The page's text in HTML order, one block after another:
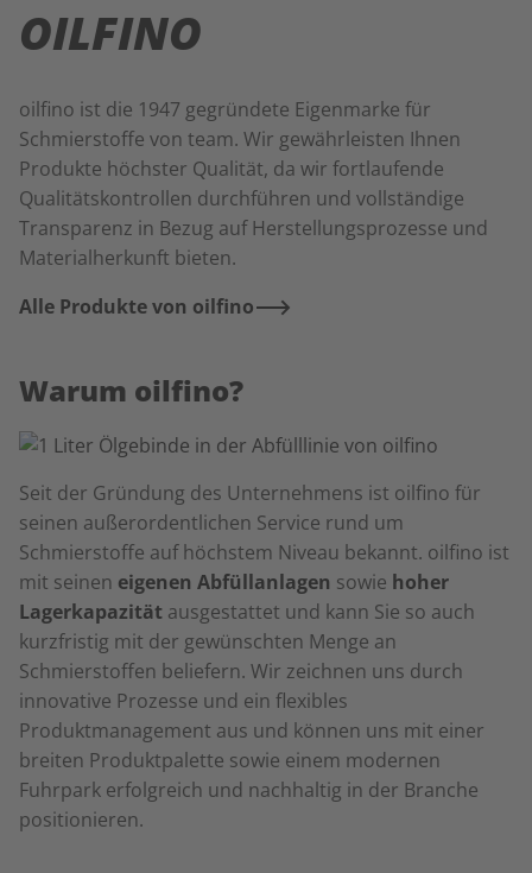
OILFINO
oilfino ist die 1947 gegründete Eigenmarke für
Schmierstoffe von team. Wir gewährleisten Ihnen
Produkte höchster Qualität, da wir fortlaufende
Qualitätskontrollen durchführen und vollständige
Transparenz in Bezug auf Herstellungsprozesse und
Materialherkunft bieten.
Alle Produkte von oilfino
Warum oilfino?
Seit der Gründung des Unternehmens ist oilfino für
seinen außerordentlichen Service rund um
Schmierstoffe auf höchstem Niveau bekannt. oilfino ist
mit seinen eigenen Abfüllanlagen sowie hoher
Lagerkapazität ausgestattet und kann Sie so auch
kurzfristig mit der gewünschten Menge an
Schmierstoffen beliefern. Wir zeichnen uns durch
innovative Prozesse und ein flexibles
Produktmanagement aus und können uns mit einer
breiten Produktpalette sowie einem modernen
Fuhrpark erfolgreich und nachhaltig in der Branche
positionieren.